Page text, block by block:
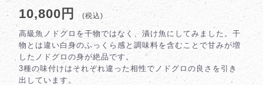
10,800円 (税込)
高級魚ノドグロを干物ではなく、漬け魚にしてみました。干
物とは違い白身のふっくら感と調味料を含むことで甘みが増
したノドグロの身が絶品です。
3種の味付けはそれぞれ違った相性でノドグロの良さを引き
出しています。